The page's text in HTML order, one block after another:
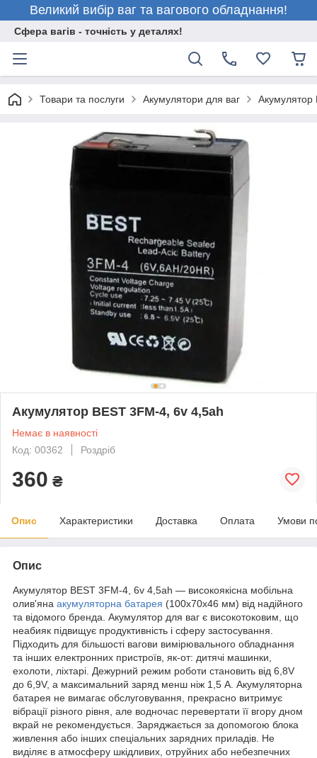
Великий вибір ваг та вагового обладнання!
Сфера вагів - точність у деталях!
Товари та послуги Акумулятори для ваг Акумулятор
Акумулятор BEST 3FM-4, 6v 4,5ah
Немає в наявності
Код: 00362
Роздріб
360 ₴
Опис Характеристики Доставка Оплата Умови
Опис
Акумулятор BEST 3FM-4, 6v 4,5ah — високоякісна мобільна
олив'яна акумуляторна батарея (100х70х46 мм) від надійного
та відомого бренда. Акумулятор для ваг є високотоковим, що
неабияк підвищує продуктивність і сферу застосування.
Підходить для більшості вагови вимірювального обладнання
та інших електронних пристроїв, як-от: дитячі машинки,
ехолоти, ліхтарі. Дежурний режим роботи становить від 6,8V
до 6,9V, а максимальний заряд менш ніж 1,5 А. Акумуляторна
батарея не вимагає обслуговування, прекрасно витримує
вібрації різного рівня, але водночас перевертати її вгору дном
вкрай не рекомендується. Заряджається за допомогою блока
живлення або інших спеціальних зарядних приладів. Не
виділяє в атмосферу шкідливих, отруйних або небезпечних